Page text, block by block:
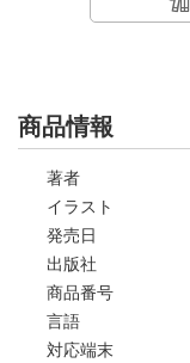
商品情報
著者
イラスト
発売日
出版社
商品番号
言語
対応端末